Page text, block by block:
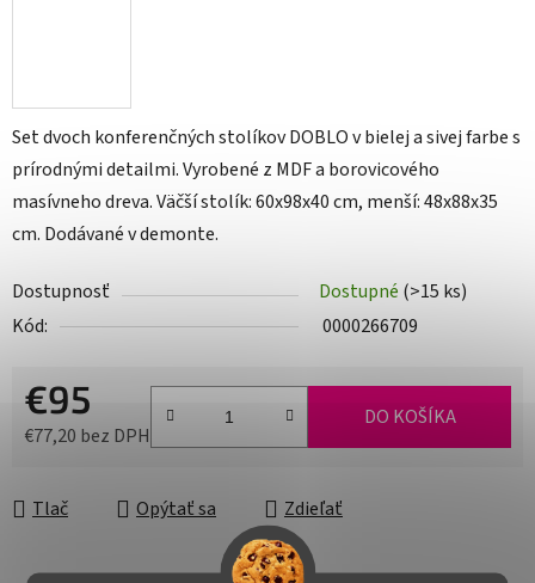
Set dvoch konferenčných stolíkov DOBLO v bielej a sivej farbe s
prírodnými detailmi. Vyrobené z MDF a borovicového
masívneho dreva. Väčší stolík: 60x98x40 cm, menší: 48x88x35
cm. Dodávané v demonte.
Dostupnosť Dostupné (>15 ks)
Kód:
0000266709
€95
€77,20 bez DPH
DO KOŠÍKA
Tlač Opýtať sa Zdieľať